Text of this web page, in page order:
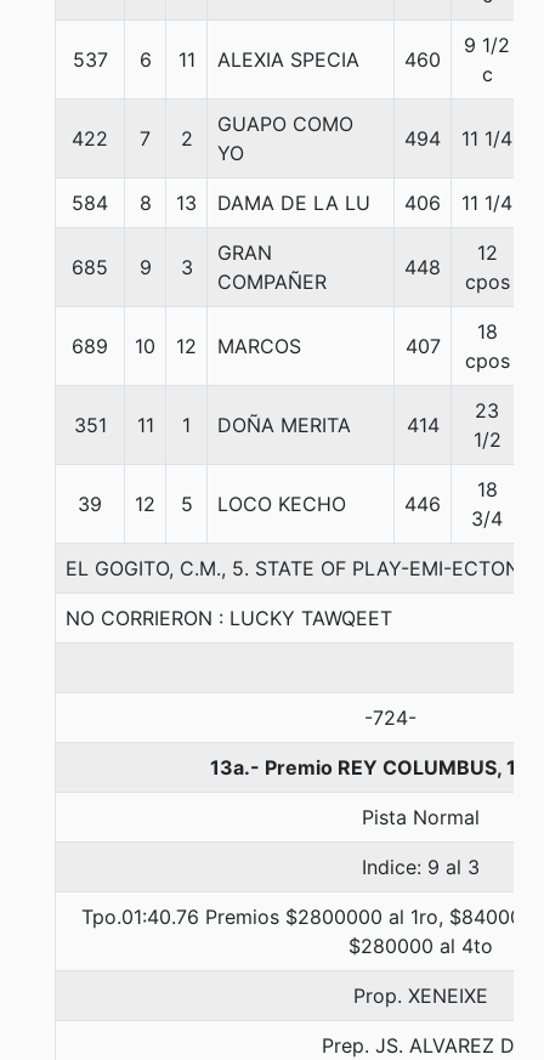
537 6 11 ALEXIA SPECIA 460
9 1/2
c
422 7 2
GUAPO COMO
YO
494 11 1/4
584 8 13 DAMA DE LA LU 406 11 1/4
685 9 3
GRAN
COMPAÑER
448
12
cpos
689 10 12 MARCOS 407
18
cpos
351 11 1 DOÑA MERITA 414
23
1/2
39 12 5 LOCO KECHO 446
18
3/4
EL GOGITO, C.M., 5. STATE OF PLAY-EMI-ECTON
NO CORRIERON : LUCKY TAWQEET
-724-
13a.- Premio REY COLUMBUS,
Pista Normal
Indice: 9 al 3
Tpo.01:40.76 Premios $2800000 al 1ro,
$280000 al 4to
Prop. XENEIXE
Prep. JS. ALVAREZ D.